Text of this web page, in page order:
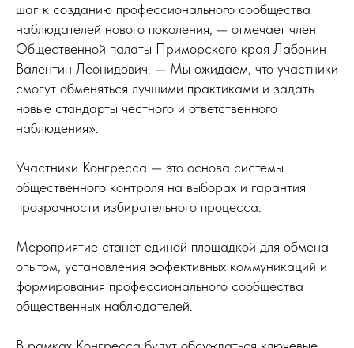
шаг к созданию профессионального сообщества
наблюдателей нового поколения, — отмечает член
Общественной палаты Приморского края Лабонин
Валентин Леонидович. — Мы ожидаем, что участники
смогут обменяться лучшими практиками и задать
новые стандарты честного и ответственного
наблюдения».
Участники Конгресса — это основа системы
общественного контроля на выборах и гарантия
прозрачности избирательного процесса.
Мероприятие станет единой площадкой для обмена
опытом, установления эффективных коммуникаций и
формирования профессионального сообщества
общественных наблюдателей.